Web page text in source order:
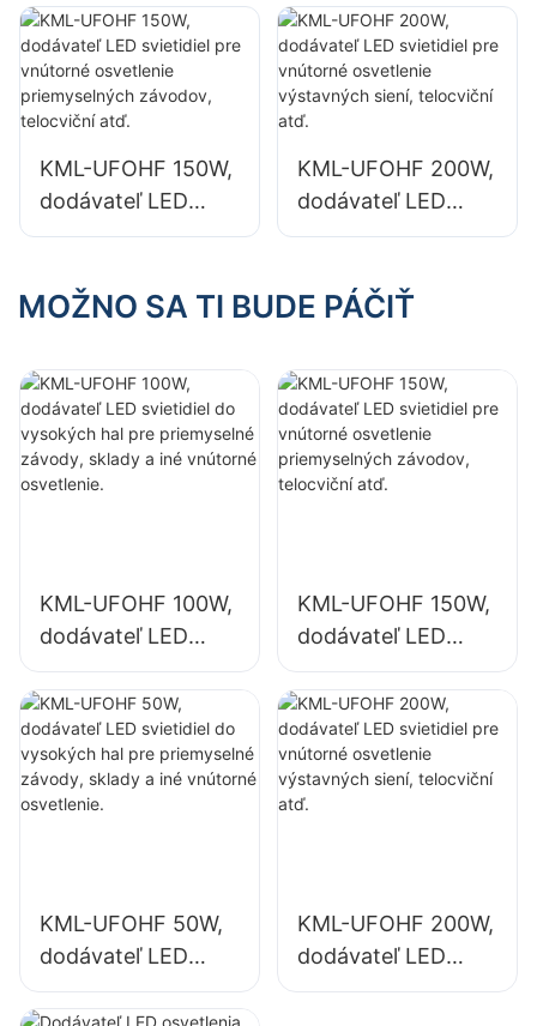
vysokých hal pre
priemyselné
závody, sklady a
iné vnútorné
vysokých hal pre
priemyselné
závody, sklady a
iné vnútorné
KML-UFOHF 150W,
dodávateľ LED
svietidiel pre
osvetlenie
závodov, telocviční
atď.
KML-UFOHF 200W,
dodávateľ LED
svietidiel pre
osvetlenie
telocviční atď.
MOŽNO SA TI BUDE PÁČIŤ
KML-UFOHF 100W,
dodávateľ LED
svietidiel do
vysokých hal pre
priemyselné
závody, sklady a
iné vnútorné
KML-UFOHF 150W,
dodávateľ LED
svietidiel pre
vnútorné
osvetlenie
priemyselných
závodov, telocviční
KML-UFOHF 50W,
dodávateľ LED
svietidiel do
vysokých hal pre
KML-UFOHF 200W,
dodávateľ LED
svietidiel pre